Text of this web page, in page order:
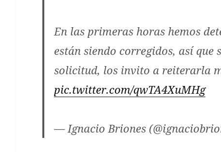
En las primeras horas hemos
están siendo corregidos, así que
solicitud, los invito a reiterarla
pic.twitter.com/qwTA4XuMHg
— Ignacio Briones